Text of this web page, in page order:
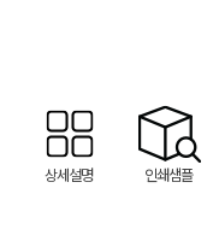
상세설명 인쇄샘플